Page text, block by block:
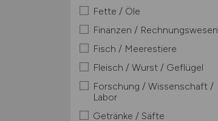
Fette / Öle
Finanzen / Rechnungswesen
Fisch / Meerestiere
Fleisch / Wurst / Geflügel
Forschung / Wissenschaft /
Labor
Getränke / Säfte